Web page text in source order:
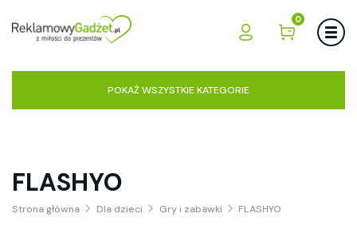
0
POKAŻ WSZYSTKIE KATEGORIE
FLASHYO
Strona główna Dla dzieci Gry i zabawki FLASHYO